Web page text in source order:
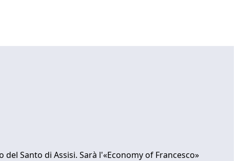
Santo di Assisi. Sarà l'«Economy of Francesco»